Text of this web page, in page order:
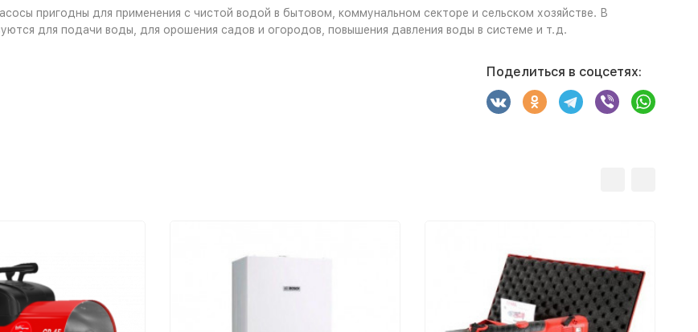
пригодны для применения с чистой водой в бытовом, коммунальном секторе и сельском хозяйстве. В
для подачи воды, для орошения садов и огородов, повышения давления воды в системе и т.д.
Поделиться в соцсетях: